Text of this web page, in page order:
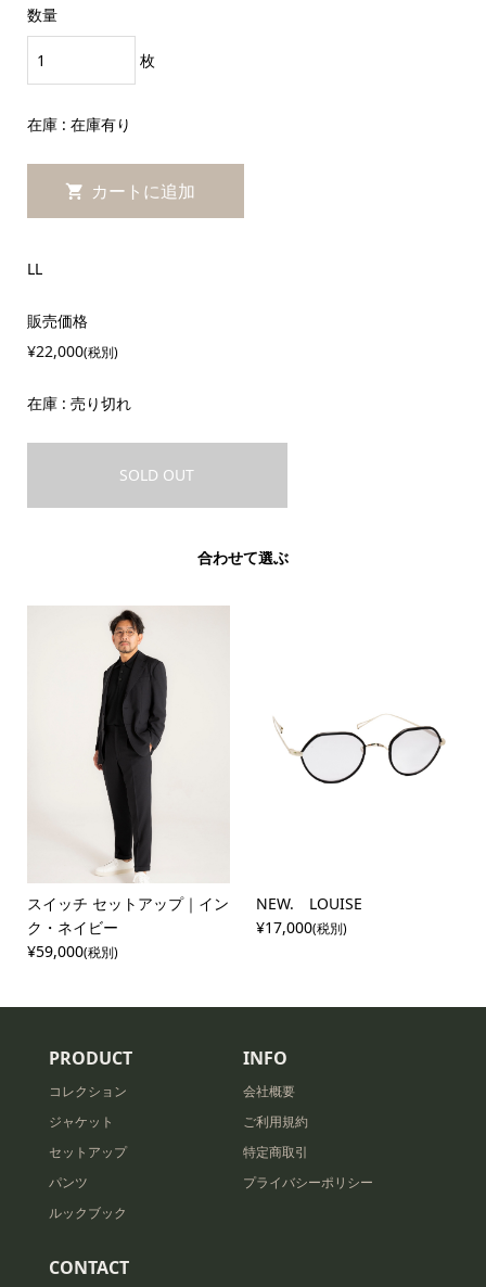
数量
枚
在庫 : 在庫有り
LL
販売価格
¥22,000(税別)
在庫 : 売り切れ
SOLD OUT
合わせて選ぶ
スイッチ セットアップ｜イン
ク・ネイビー
¥59,000(税別)
NEW. LOUISE
¥17,000(税別)
PRODUCT
コレクション
ジャケット
セットアップ
パンツ
ルックブック
INFO
会社概要
ご利用規約
特定商取引
プライバシーポリシー
CONTACT